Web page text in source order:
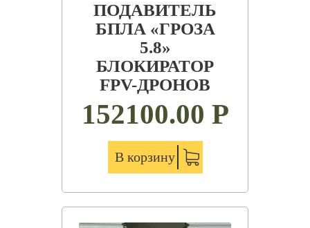
ПОДАВИТЕЛЬ
БПЛА «ГРОЗА
5.8»
БЛОКИРАТОР
FPV-ДРОНОВ
152100.00 Р
В корзину